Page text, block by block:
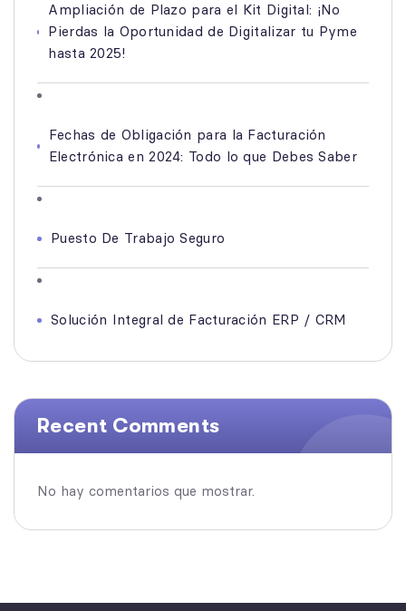
Ampliación de Plazo para el Kit Digital: ¡No
Pierdas la Oportunidad de Digitalizar tu Pyme
hasta 2025!
Fechas de Obligación para la Facturación
Electrónica en 2024: Todo lo que Debes Saber
Puesto De Trabajo Seguro
Solución Integral de Facturación ERP / CRM
Recent Comments
No hay comentarios que mostrar.